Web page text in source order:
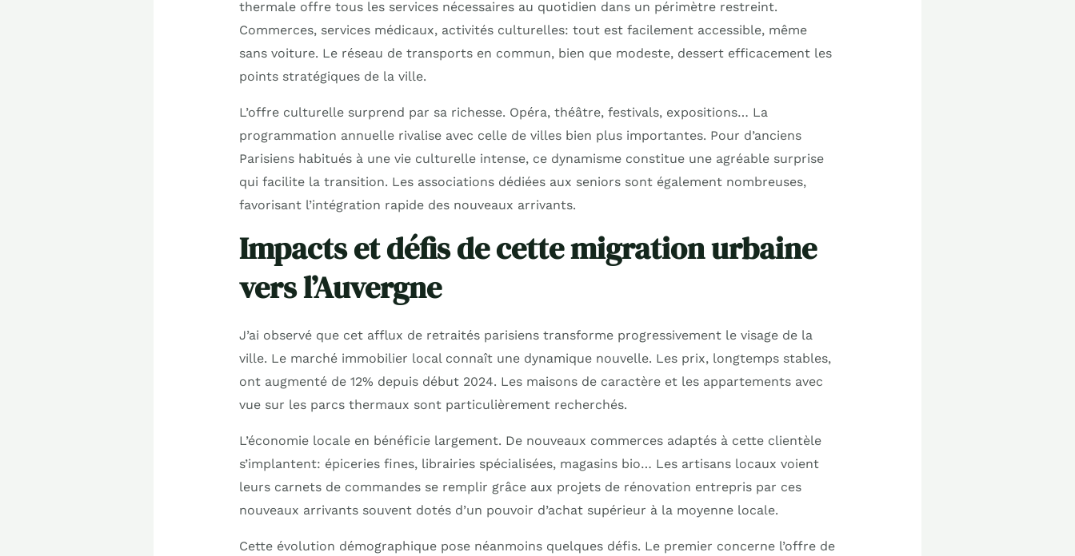
thermale offre tous les services nécessaires au quotidien dans un périmètre restreint.
Commerces, services médicaux, activités culturelles: tout est facilement accessible, même
sans voiture. Le réseau de transports en commun, bien que modeste, dessert efficacement les
points stratégiques de la ville.
L’offre culturelle surprend par sa richesse. Opéra, théâtre, festivals, expositions… La
programmation annuelle rivalise avec celle de villes bien plus importantes. Pour d’anciens
Parisiens habitués à une vie culturelle intense, ce dynamisme constitue une agréable surprise
qui facilite la transition. Les associations dédiées aux seniors sont également nombreuses,
favorisant l’intégration rapide des nouveaux arrivants.
Impacts et défis de cette migration urbaine
vers l’Auvergne
J’ai observé que cet afflux de retraités parisiens transforme progressivement le visage de la
ville. Le marché immobilier local connaît une dynamique nouvelle. Les prix, longtemps stables,
ont augmenté de 12% depuis début 2024. Les maisons de caractère et les appartements avec
vue sur les parcs thermaux sont particulièrement recherchés.
L’économie locale en bénéficie largement. De nouveaux commerces adaptés à cette clientèle
s’implantent: épiceries fines, librairies spécialisées, magasins bio… Les artisans locaux voient
leurs carnets de commandes se remplir grâce aux projets de rénovation entrepris par ces
nouveaux arrivants souvent dotés d’un pouvoir d’achat supérieur à la moyenne locale.
Cette évolution démographique pose néanmoins quelques défis. Le premier concerne l’offre de